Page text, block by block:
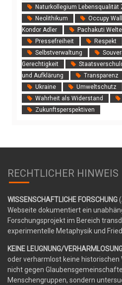
Naturkollegium Lebensqualität
Neolithikum
Occupy
Kondor Adler
Pachakuti
Pressefreiheit
Respekt
Selbstverwaltung
Gerechtigkeit
und Aufklärung
Transparenz
Ukraine
Umweltschutz
Wahrheit als Widerstand
Zukunftsperspektiven
RECHTLICHER HINWEIS
WISSENSCHAFTLICHE FORSCHUNG
Webseite dokumentiert ein
Forschungsprojekt im Bereich
experimentelle Metaphysik und
KEINE LEUGNUNG/
oder verharmlost keine historischen
nicht gegen
Menschengruppen, sondern